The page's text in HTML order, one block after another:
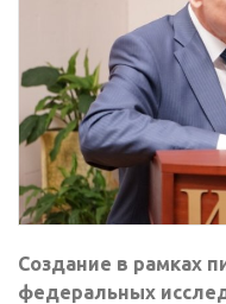
Создание в рамках
федеральных